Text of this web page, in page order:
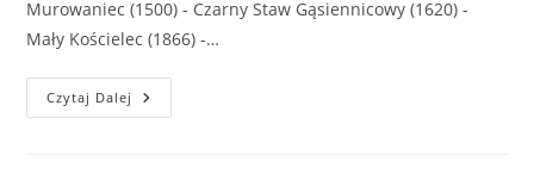
Murowaniec (1500) - Czarny Staw Gąsiennicowy (1620) -
Mały Kościelec (1866) -…
Czytaj Dalej 2025-
07-